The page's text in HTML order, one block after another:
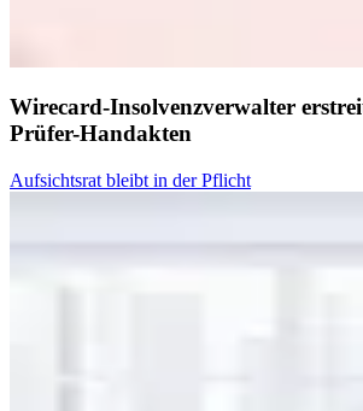
Wirecard-Insolvenzverwalter
Prüfer-Handakten
Aufsichtsrat bleibt in der Pflicht